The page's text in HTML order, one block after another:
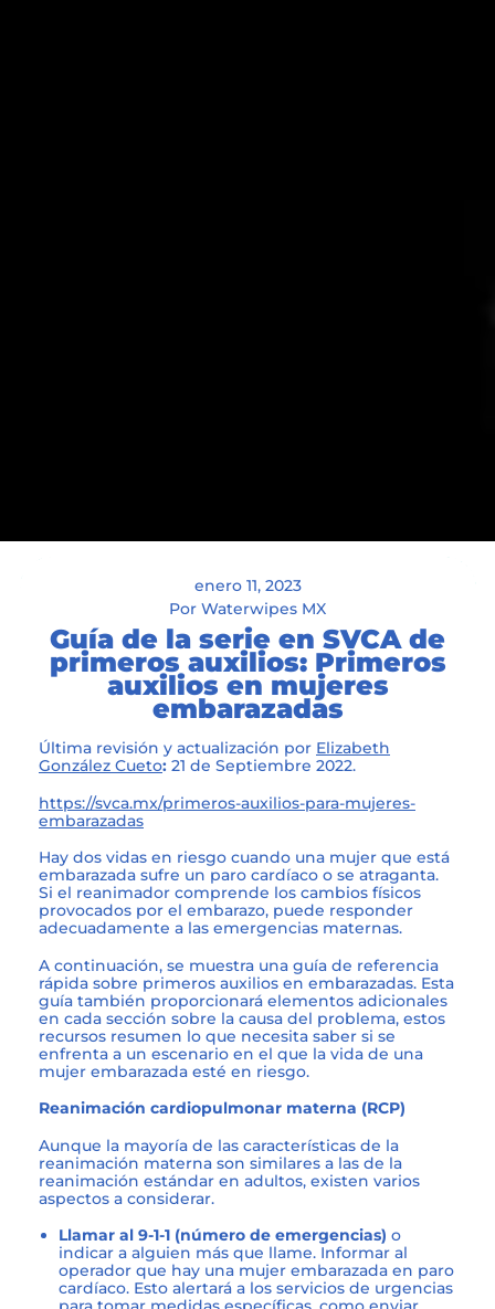
enero 11, 2023
Por Waterwipes MX
Guía de la serie en SVCA de
primeros auxilios: Primeros
auxilios en mujeres
embarazadas
Última revisión y actualización por Elizabeth
González Cueto: 21 de Septiembre 2022.
https://svca.mx/primeros-auxilios-para-mujeres-
embarazadas
Hay dos vidas en riesgo cuando una mujer que está
embarazada sufre un paro cardíaco o se atraganta.
Si el reanimador comprende los cambios físicos
provocados por el embarazo, puede responder
adecuadamente a las emergencias maternas.
A continuación, se muestra una guía de referencia
rápida sobre primeros auxilios en embarazadas. Esta
guía también proporcionará elementos adicionales
en cada sección sobre la causa del problema, estos
recursos resumen lo que necesita saber si se
enfrenta a un escenario en el que la vida de una
mujer embarazada esté en riesgo.
Reanimación cardiopulmonar materna (RCP)
Aunque la mayoría de las características de la
reanimación materna son similares a las de la
reanimación estándar en adultos, existen varios
aspectos a considerar.
Llamar al 9-1-1 (número de emergencias) o
indicar a alguien más que llame. Informar al
operador que hay una mujer embarazada en paro
cardíaco. Esto alertará a los servicios de urgencias